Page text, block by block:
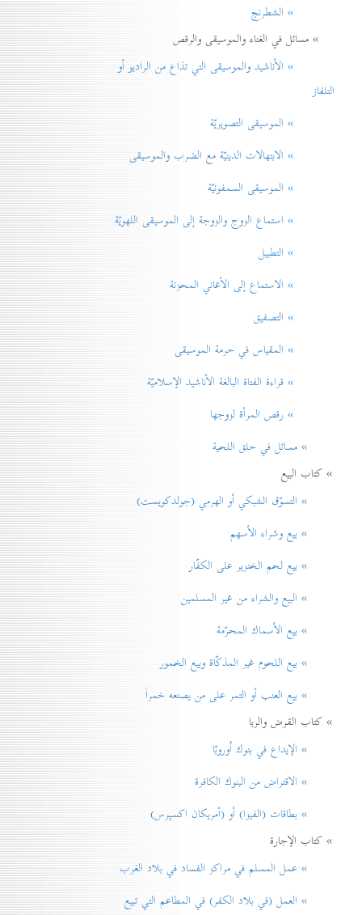
» الشطرنج
» مسائل في الغناء والموسيقى والرقص
» الأناشيد والموسيقی التي تذاع من الراديو أو
التلفاز
» الموسيقى التصويريّة
» الابتهالات الدينيّة مع الضرب والموسيقى
» الموسيقى السمفونيّة
» استماع الزوج والزوجة إلى الموسيقى اللهويّة
» التطبيل
» الاستماع إلى الأغاني المحزنة
» التصفيق
» المقياس في حرمة الموسيقی
» قراءة الفتاة البالغة الأناشيد الإسلاميّة
» رقص المرأة لزوجها
» مسائل في حلق اللحية
» كتاب البيع
» التسوّق الشبكي أو الهرمي (جولدكويست)
» بيع وشراء الأسهم
» بيع لحم الخنزير علی الكفّار
» البيع والشراء من غير المسلمين
» بيع الأسماك المحرّمة
» بيع اللحوم غير المذكّاة وبيع الخمور
» بيع العنب أو التمر على من يصنعه خمراً
» كتاب القرض والربا
» الإيداع في بنوك اُوروبّا
» الاقتراض من البنوك الكافرة
» بطاقات (الفيزا) أو (أمريكان اكسپرس)
» كتاب الإجارة
» عمل المسلم في مراكز الفساد في بلاد الغرب
» العمل (في بلاد الكفر) في المطاعم التي تبيع